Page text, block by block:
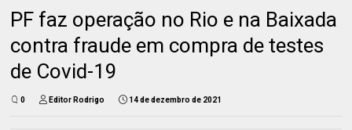
PF faz operação no Rio e na Baixada
contra fraude em compra de testes
de Covid-19
0 Editor Rodrigo 14 de dezembro de 2021